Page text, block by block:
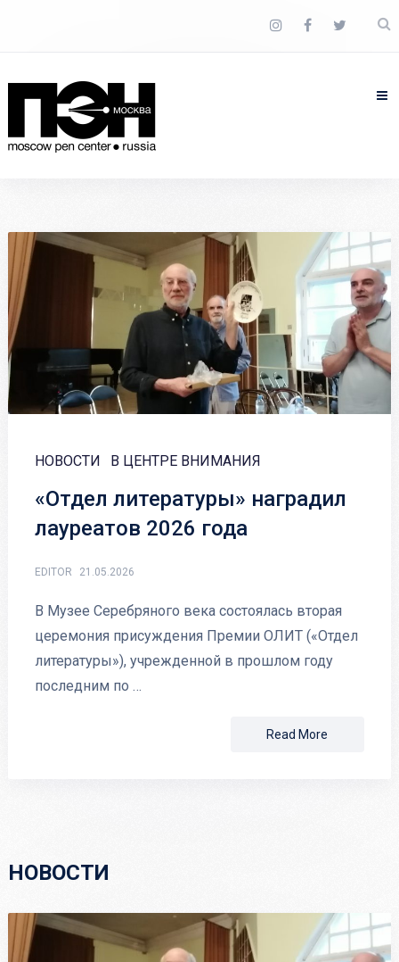
НОВОСТИ В ЦЕНТРЕ ВНИМАНИЯ
«Отдел литературы» наградил
лауреатов 2026 года
EDITOR 21.05.2026
В Музее Серебряного века состоялась вторая
церемония присуждения Премии ОЛИТ («Отдел
литературы»), учрежденной в прошлом году
последним по …
Read More
НОВОСТИ